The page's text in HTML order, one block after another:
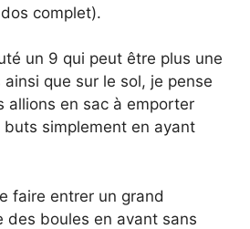
complet).
un 9 qui peut être plus une
que sur le sol, je pense
allions en sac à emporter
simplement en ayant
faire entrer un grand
des boules en avant sans